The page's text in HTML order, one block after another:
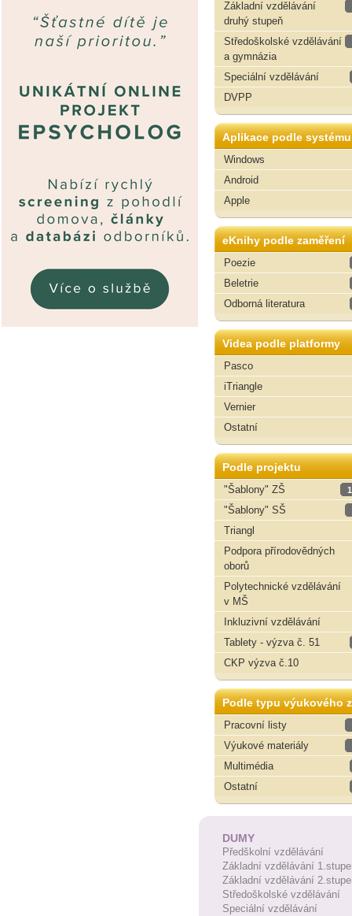
Základní vzdělávání
druhý stupeň
Středoškolské vzdělávání
a gymnázia
Speciální vzdělávání
DVPP
Aplikace podle systému
Windows
Android
Apple
eKnihy podle zaměření
Poezie
Beletrie
Odborná literatura
Videa podle platformy
Pasco
iTriangle
Vernier
Ostatní
Podle projektu
"Šablony" ZŠ
"Šablony" SŠ
Triangl
Podpora přírodovědných
oborů
Polytechnické vzdělávání
v MŠ
Inkluzivní vzdělávání
Tablety - výzva č. 51
CKP výzva č.10
Podle typu výukového
Pracovní listy
Výukové materiály
Multimédia
Ostatní
DUMY
Předškolní vzdělávání
Základní vzdělávání
Základní vzdělávání
Středoškolské vzdělávání
Speciální vzdělávání